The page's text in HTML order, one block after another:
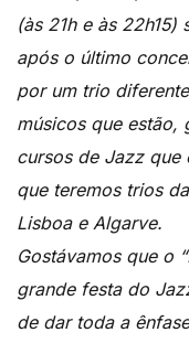
(às 21h e às
após o último
por um trio
músicos que estão,
cursos de Jazz que
que teremos trios
Lisboa e Algarve.
Gostávamos que o
grande festa do
de dar toda a